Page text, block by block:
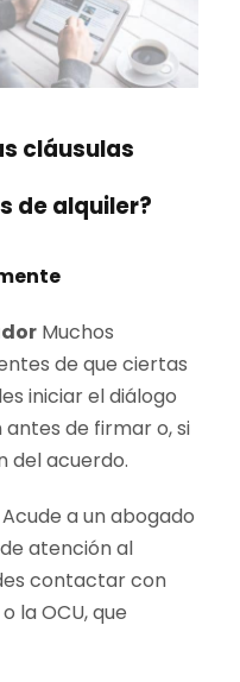
cláusulas
de alquiler?
Muchos
de que ciertas
iniciar el diálogo
de firmar o, si
del acuerdo.
Acude a un abogado
atención al
contactar con
la OCU, que